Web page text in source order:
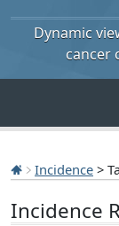
Dynamic
cancer
Incidence >
Incidence